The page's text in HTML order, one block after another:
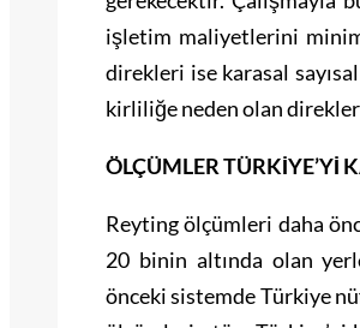
işletim maliyetlerini
direkleri ise karasal
kirliliğe neden olan
ÖLÇÜMLER TÜRKİYE’Yİ
Reyting ölçümleri daha
20 binin altında olan
önceki sistemde Türkiye